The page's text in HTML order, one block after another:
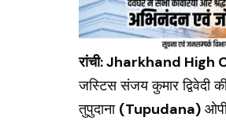
रांची:Jharkhand High
जस्टिस संजय कुमार द्विवेदी
तुपुदाना (Tupudana)